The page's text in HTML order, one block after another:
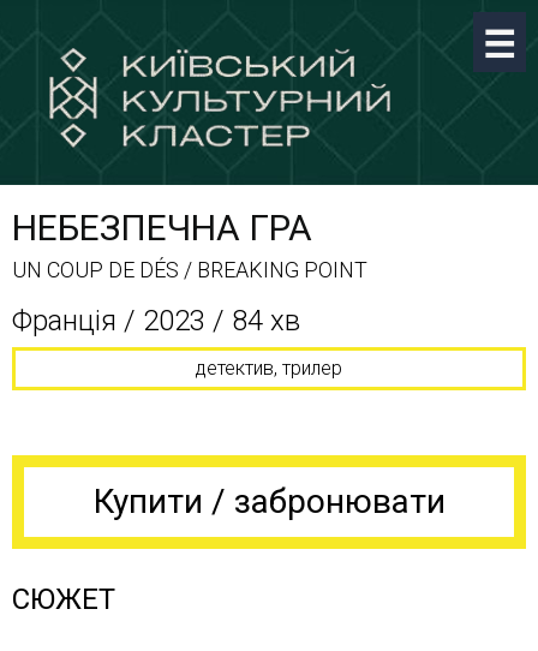
НЕБЕЗПЕЧНА ГРА
UN COUP DE DÉS / BREAKING POINT
Франція / 2023 / 84 хв
детектив, трилер
Купити / забронювати
СЮЖЕТ